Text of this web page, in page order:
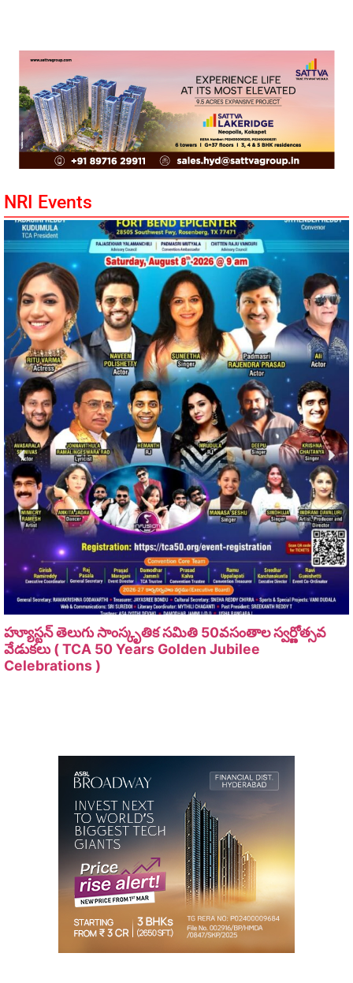
NRI Events
హ్యూస్టన్ తెలుగు సాంస్కృతిక సమితి 50వసంతాల స్వర్ణోత్సవ
వేడుకలు ( TCA 50 Years Golden Jubilee
Celebrations )